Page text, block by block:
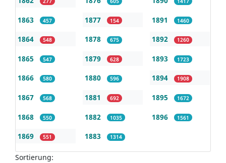
1863 457
1864 548
1865 547
1866 580
1867 568
1868 550
1869 551
1877 154
1878 675
1879 628
1880 596
1881 692
1882 1035
1883 1314
1891 1460
1892 1260
1893 1723
1894 1908
1895 1672
1896 1561
Sortierung: